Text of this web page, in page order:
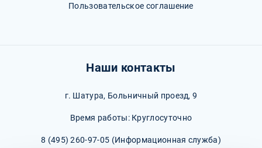
Пользовательское соглашение
Наши контакты
г. Шатура, Больничный проезд, 9
Время работы: Круглосуточно
8 (495) 260-97-05 (Информационная служба)